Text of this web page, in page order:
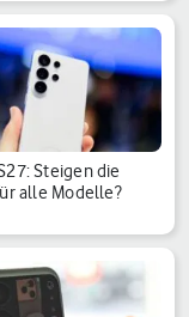
Steigen die
alle Modelle?